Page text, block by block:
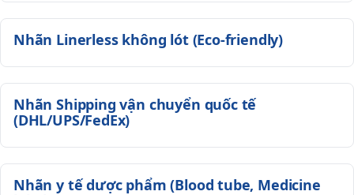
Nhãn Linerless không lót (Eco-friendly)
Nhãn Shipping vận chuyển quốc tế
(DHL/UPS/FedEx)
Nhãn y tế dược phẩm (Blood tube, Medicine